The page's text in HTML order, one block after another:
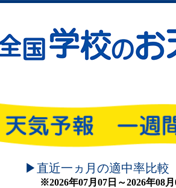
頑張れ！学校のお天気
▶直近一ヵ月の適中率比較
※2026年07月07日～2026年08